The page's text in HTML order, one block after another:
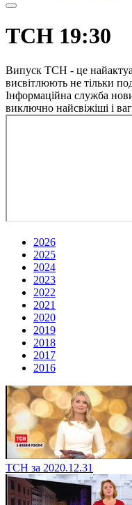
ТСН 19:30
Випуск ТСН - це
висвітлюють не тільки
Інформаційна служба
виключно найсвіжіші і
2026
2025
2024
2023
2022
2021
2020
2019
2018
2017
2016
ТСН за 2020.12.31